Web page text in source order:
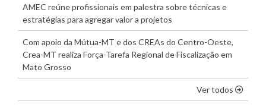
AMEC reúne profissionais em palestra sobre técnicas e
estratégias para agregar valor a projetos
Com apoio da Mútua-MT e dos CREAs do Centro-Oeste,
Crea-MT realiza Força-Tarefa Regional de Fiscalização em
Mato Grosso
Ver todos os